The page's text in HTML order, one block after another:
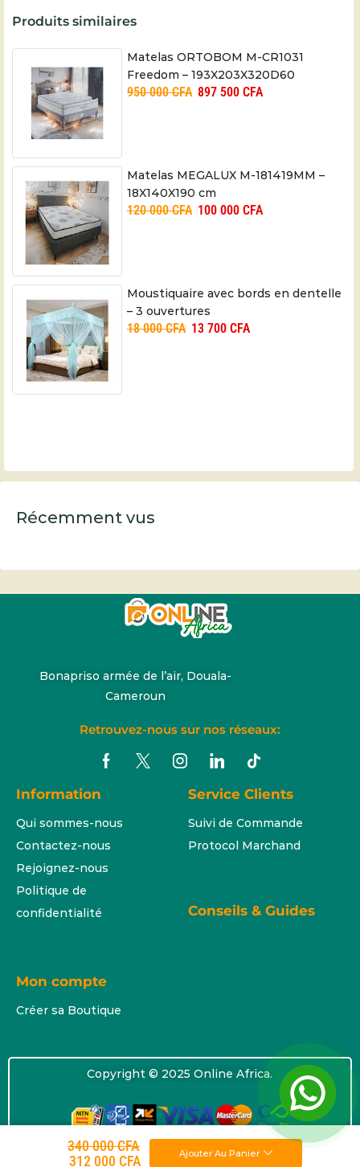
340 000CFA
312 000 CFA Ajouter Au Panier
Produits similaires
Matelas ORTOBOM M-CR1031
Freedom – 193X203X320D60
950 000CFA 897 500 CFA
Matelas MEGALUX M-181419MM –
18X140X190 cm
120 000CFA 100 000 CFA
Moustiquaire avec bords en dentelle
– 3 ouvertures
18 000CFA 13 700 CFA
Récemment vus
Bonapriso armée de l’air, Douala-
Cameroun
Retrouvez-nous sur nos réseaux:
Information
Qui sommes-nous
Contactez-nous
Rejoignez-nous
Politique de
confidentialité
Service Clients
Suivi de Commande
Protocol Marchand
Conseils & Guides
Mon compte
Créer sa Boutique
Copyright © 2025 Online Africa.